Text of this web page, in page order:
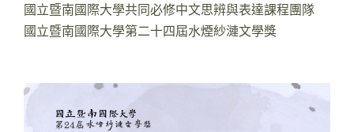
國立暨南國際大學共同必修中文思辨與表達課程團隊
國立暨南國際大學第二十四屆水煙紗漣文學獎